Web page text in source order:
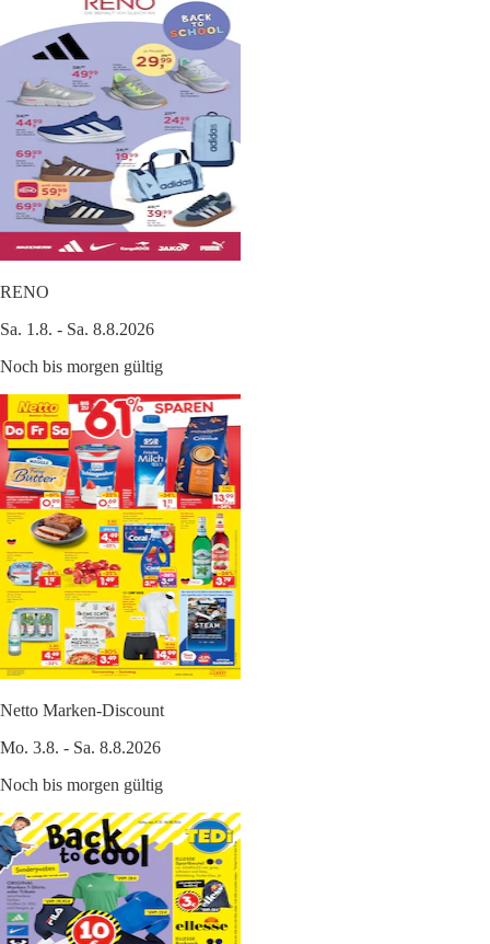
RENO
Sa. 1.8. - Sa. 8.8.2026
Noch bis morgen gültig
Netto Marken-Discount
Mo. 3.8. - Sa. 8.8.2026
Noch bis morgen gültig